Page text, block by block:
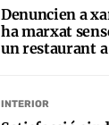
Denuncien a
ha marxat
un restaurant
INTERIOR